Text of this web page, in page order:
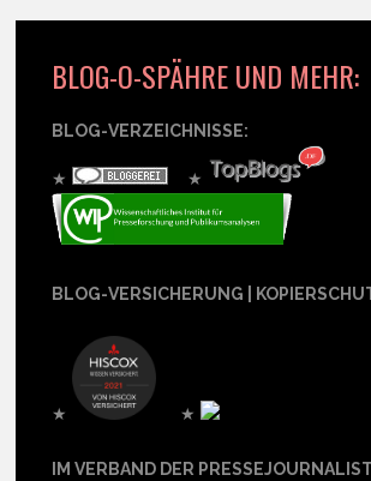
BLOG-O-SPÄHRE UND MEHR:
BLOG-VERZEICHNISSE:
★ ★
BLOG-VERSICHERUNG |
★ ★
IM VERBAND DER